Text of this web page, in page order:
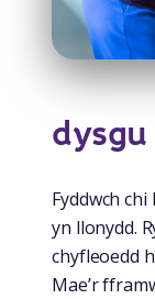
Fyddwch
yn llonydd.
chyfleoedd
Mae’r